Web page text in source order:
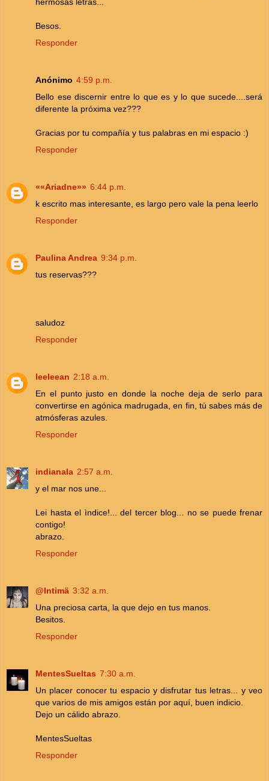
Besos.
Responder
Anónimo 4:59 p.m.
Bello ese discernir entre lo que es y lo que sucede....será
diferente la próxima vez???
Gracias por tu compañía y tus palabras en mi espacio :)
Responder
««Ariadne»» 6:44 p.m.
k escrito mas interesante, es largo pero vale la pena leerlo
Responder
Paulina Andrea 9:34 p.m.
tus reservas???
saludoz
Responder
leeleean 2:18 a.m.
En el punto justo en donde la noche deja de serlo para
convertirse en agónica madrugada, en fin, tú sabes más de
atmósferas azules.
Responder
indianala 2:57 a.m.
y el mar nos une...
Lei hasta el ìndice!... del tercer blog... no se puede frenar
contigo!
abrazo.
Responder
@Intimä 3:32 a.m.
Una preciosa carta, la que dejo en tus manos.
Besitos.
Responder
MentesSueltas 7:30 a.m.
Un placer conocer tu espacio y disfrutar tus letras... y veo
que varios de mis amigos están por aquí, buen indicio.
Dejo un cálido abrazo.
MentesSueltas
Responder